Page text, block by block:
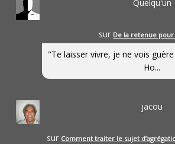
Quelqu'un
sur De la retenue pour
"Te laisser vivre, je ne vois
Ho...
jacou
sur Comment traiter le sujet